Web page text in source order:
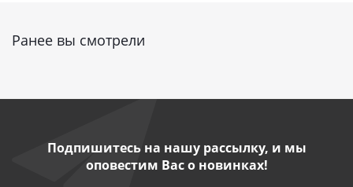
Ранее вы смотрели
Подпишитесь на нашу рассылку, и мы
оповестим Вас о новинках!